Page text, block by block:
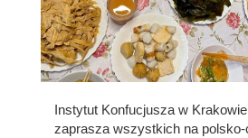
Instytut Konfucjusza w
zaprasza wszystkich na